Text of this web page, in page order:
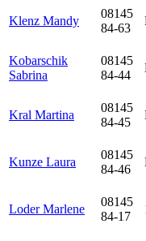
Klenz Mandy
08145
84-63
Kobarschik
Sabrina
08145
84-44
Kral Martina
08145
84-45
Kunze Laura
08145
84-46
Loder Marlene
08145
84-17